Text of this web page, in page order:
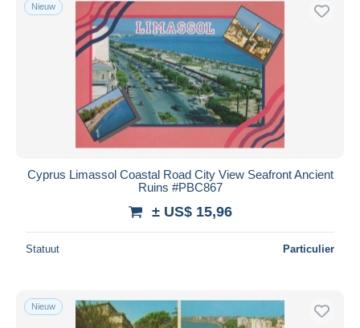
Nieuw
Cyprus Limassol Coastal Road City View Seafront Ancient
Ruins #PBC867
± US$ 15,96
Statuut Particulier
Nieuw